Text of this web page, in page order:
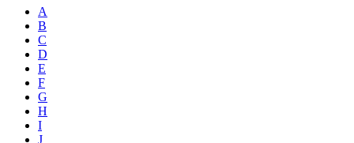
A
B
C
D
E
F
G
H
I
J